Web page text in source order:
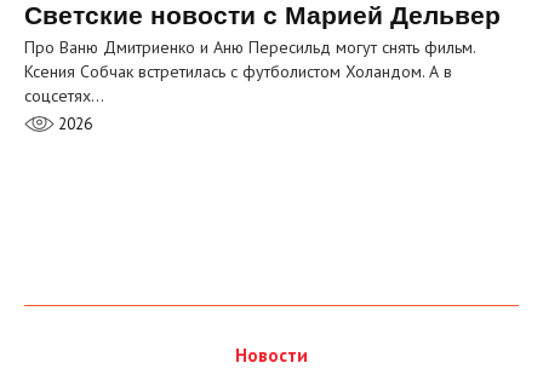
Светские новости с Марией Дельвер
Про Ваню Дмитриенко и Аню Пересильд могут снять фильм.
Ксения Собчак встретилась с футболистом Холандом. А в
соцсетях…
2026
Новости